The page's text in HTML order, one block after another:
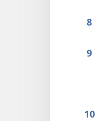
8
9
10